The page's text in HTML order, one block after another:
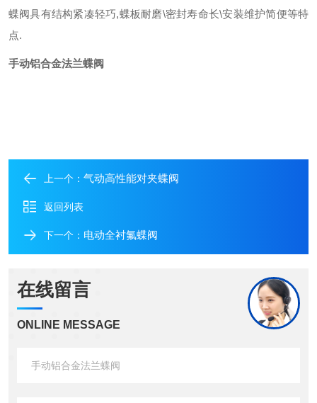
蝶阀具有结构紧凑轻巧,蝶板耐磨\密封寿命长\安装维护简便等特
点.
手动铝合金法兰蝶阀
上一个： 气动高性能对夹蝶阀
返回列表
下一个： 电动全衬氟蝶阀
在线留言
ONLINE MESSAGE